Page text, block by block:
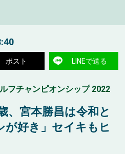
ポスト LINEで送る
フチャンピオンシップ 2022
、宮本勝昌は令和と
が好き」セイキもヒ